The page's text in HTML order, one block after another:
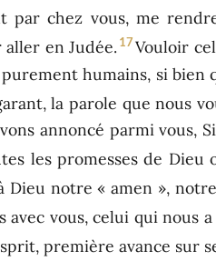
par chez vous, me
en Judée. 17 Vouloir
humains, si bien
la parole que nous
annoncé parmi vous,
les promesses de Dieu
Dieu notre « amen »,
vous, celui qui nous a
première avance sur